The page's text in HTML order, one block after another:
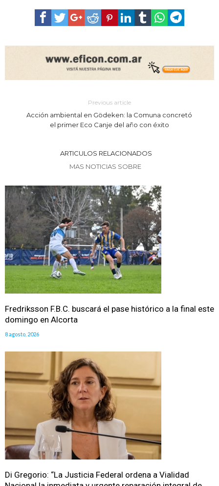
Previous article
Acción ambiental en Gödeken: la Comuna concretó
el primer Eco Canje del año con éxito
ARTICULOS RELACIONADOS
MAS NOTICIAS SOBRE
Fredriksson F.B.C. buscará el pase histórico a la final este
domingo en Alcorta
8 agosto, 2026
Di Gregorio: “La Justicia Federal ordena a Vialidad